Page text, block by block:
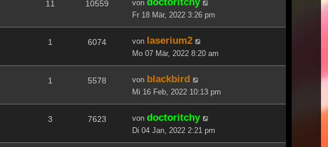
11 10559 von
Fr 18 Mär, 2022 3:26 pm
1 6074 von laserium2
Mo 07 Mär, 2022 8:20 am
1 5578 von blackbird
Mi 16 Feb, 2022 10:13 pm
3 7623 von doctoritchy
Di 04 Jan, 2022 2:21 pm